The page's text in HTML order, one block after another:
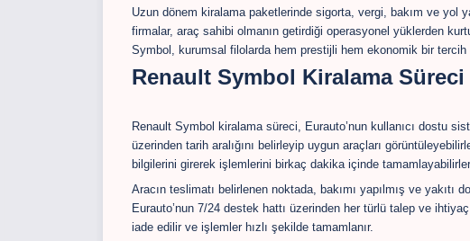
Uzun dönem kiralama paketlerinde sigorta, vergi, bakım ve yol
firmalar, araç sahibi olmanın getirdiği operasyonel yüklerden
Symbol, kurumsal filolarda hem prestijli hem ekonomik bir tercih
Renault Symbol Kiralama Süreci
Renault Symbol kiralama süreci, Eurauto’nun kullanıcı dostu
üzerinden tarih aralığını belirleyip uygun araçları
bilgilerini girerek işlemlerini birkaç dakika içinde
Aracın teslimatı belirlenen noktada, bakımı yapılmış ve
Eurauto’nun 7/24 destek hattı üzerinden her türlü talep ve
iade edilir ve işlemler hızlı şekilde tamamlanır.